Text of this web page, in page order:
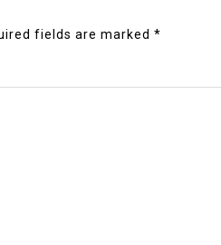
fields are marked *